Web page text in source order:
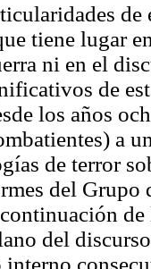
tiene lugar
ni en el
de
los años
a
de terror
del Grupo
de
del